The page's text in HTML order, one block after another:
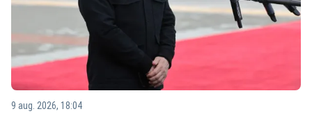
9 aug. 2026, 18:04